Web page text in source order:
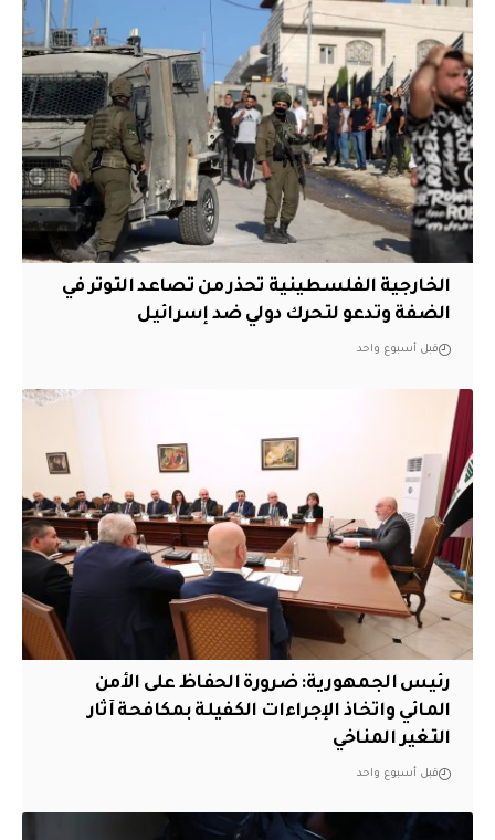
الخارجية الفلسطينية تحذر من تصاعد التوتر في
الضفة وتدعو لتحرك دولي ضد إسرائيل
قبل أسبوع واحد
رئيس الجمهورية: ضرورة الحفاظ على الأمن
المائي واتخاذ الإجراءات الكفيلة بمكافحة آثار
التغير المناخي
قبل أسبوع واحد